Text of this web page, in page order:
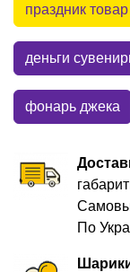
праздник
деньги
фонарь джека
По